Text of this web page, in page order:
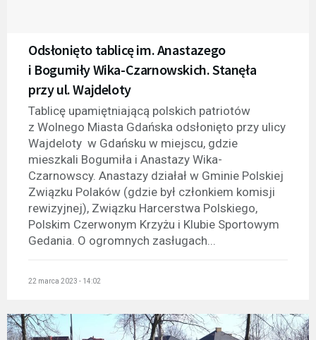
Odsłonięto tablicę im. Anastazego
i Bogumiły Wika-Czarnowskich. Stanęła
przy ul. Wajdeloty
Tablicę upamiętniającą polskich patriotów
z Wolnego Miasta Gdańska odsłonięto przy ulicy
Wajdeloty w Gdańsku w miejscu, gdzie
mieszkali Bogumiła i Anastazy Wika-
Czarnowscy. Anastazy działał w Gminie Polskiej
Związku Polaków (gdzie był członkiem komisji
rewizyjnej), Związku Harcerstwa Polskiego,
Polskim Czerwonym Krzyżu i Klubie Sportowym
Gedania. O ogromnych zasługach...
22 marca 2023 - 14:02